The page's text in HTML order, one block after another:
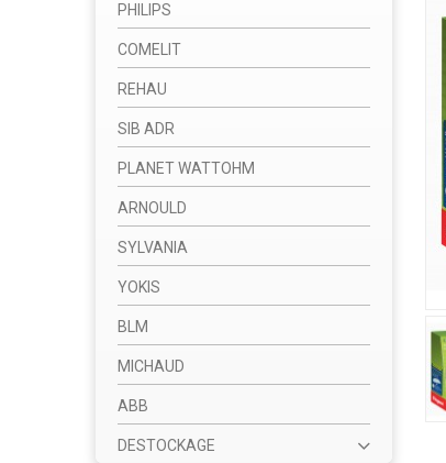
PHILIPS
COMELIT
REHAU
SIB ADR
PLANET WATTOHM
ARNOULD
SYLVANIA
YOKIS
BLM
MICHAUD
ABB
DESTOCKAGE